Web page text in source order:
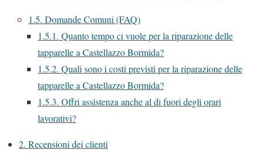
1.5. Domande Comuni (FAQ)
1.5.1. Quanto tempo ci vuole per la riparazione delle
tapparelle a Castellazzo Bormida?
1.5.2. Quali sono i costi previsti per la riparazione delle
tapparelle a Castellazzo Bormida?
1.5.3. Offri assistenza anche al di fuori degli orari
lavorativi?
2. Recensioni dei clienti